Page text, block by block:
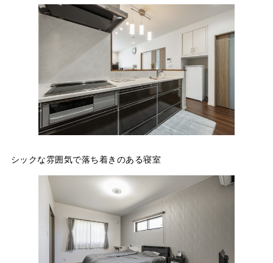
シックな雰囲気で落ち着きのある寝室